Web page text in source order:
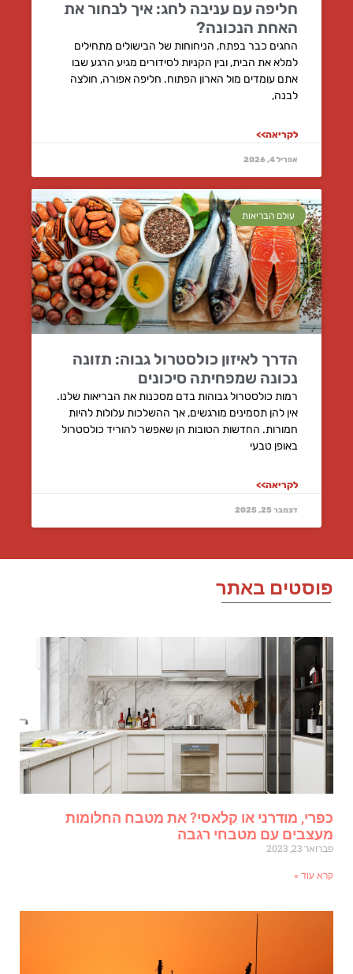
חליפה עם עניבה לחג: איך לבחור את
האחת הנכונה?
החגים כבר בפתח, הניחוחות של הבישולים מתחילים
למלא את הבית, ובין הקניות לסידורים מגיע הרגע שבו
אתם עומדים מול הארון הפתוח. חליפה אפורה, חולצה
לבנה,
לקריאה>>
עולם הבריאות
הדרך לאיזון כולסטרול גבוה: תזונה
נכונה שמפחיתה סיכונים
רמות כולסטרול גבוהות בדם מסכנות את הבריאות שלנו.
אין להן תסמינים מורגשים, אך ההשלכות עלולות להיות
חמורות. החדשות הטובות הן שאפשר להוריד כולסטרול
באופן טבעי
לקריאה>>
דצמבר 25, 2025
באתר
מודרני או קלאסי? את מטבח החלומות
עם מטבחי רגבה
23, 2023
עוד »